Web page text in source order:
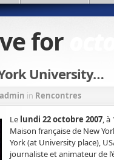
for
University…
admin in Rencontres
Le lundi 22 octobre 2007 ,
Maison française de New
York (at University place),
journaliste et animateur de